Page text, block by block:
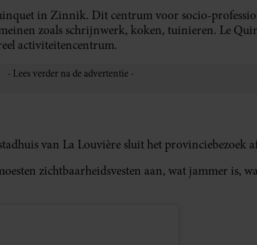
in Zinnik. Dit centrum voor socio-
zoals schrijnwerk, koken, tuinieren. Le
activiteitencentrum.
van La Louvière sluit het provinciebezoek
zichtbaarheidsvesten aan, wat jammer is,